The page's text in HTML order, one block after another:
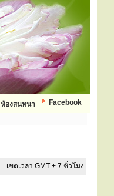
Facebook
ห้องสนทนา
เขตเวลา GMT + 7 ชั่วโมง